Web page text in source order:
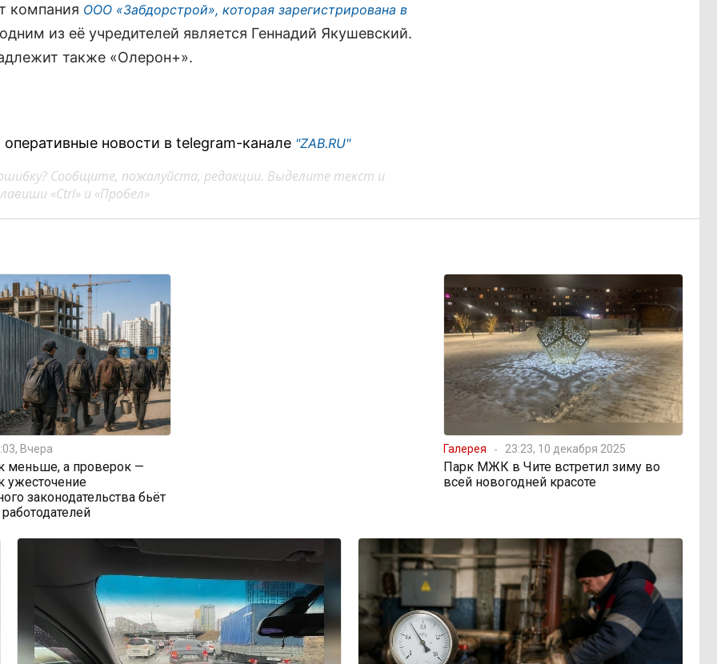
компания ООО «Забдорстрой», которая зарегистрирована в
из её учредителей является Геннадий Якушевский.
также «Олерон+».
новости в telegram-канале "ZAB.RU"
Сообщите, пожалуйста, редакции. Выделите текст и
«Ctrl» и «Пробел»
Вчера
меньше, а проверок —
ужесточение
законодательства бьёт
Галерея 23:23, 10 декабря 2025
Парк МЖК в Чите встретил зиму во
всей новогодней красоте